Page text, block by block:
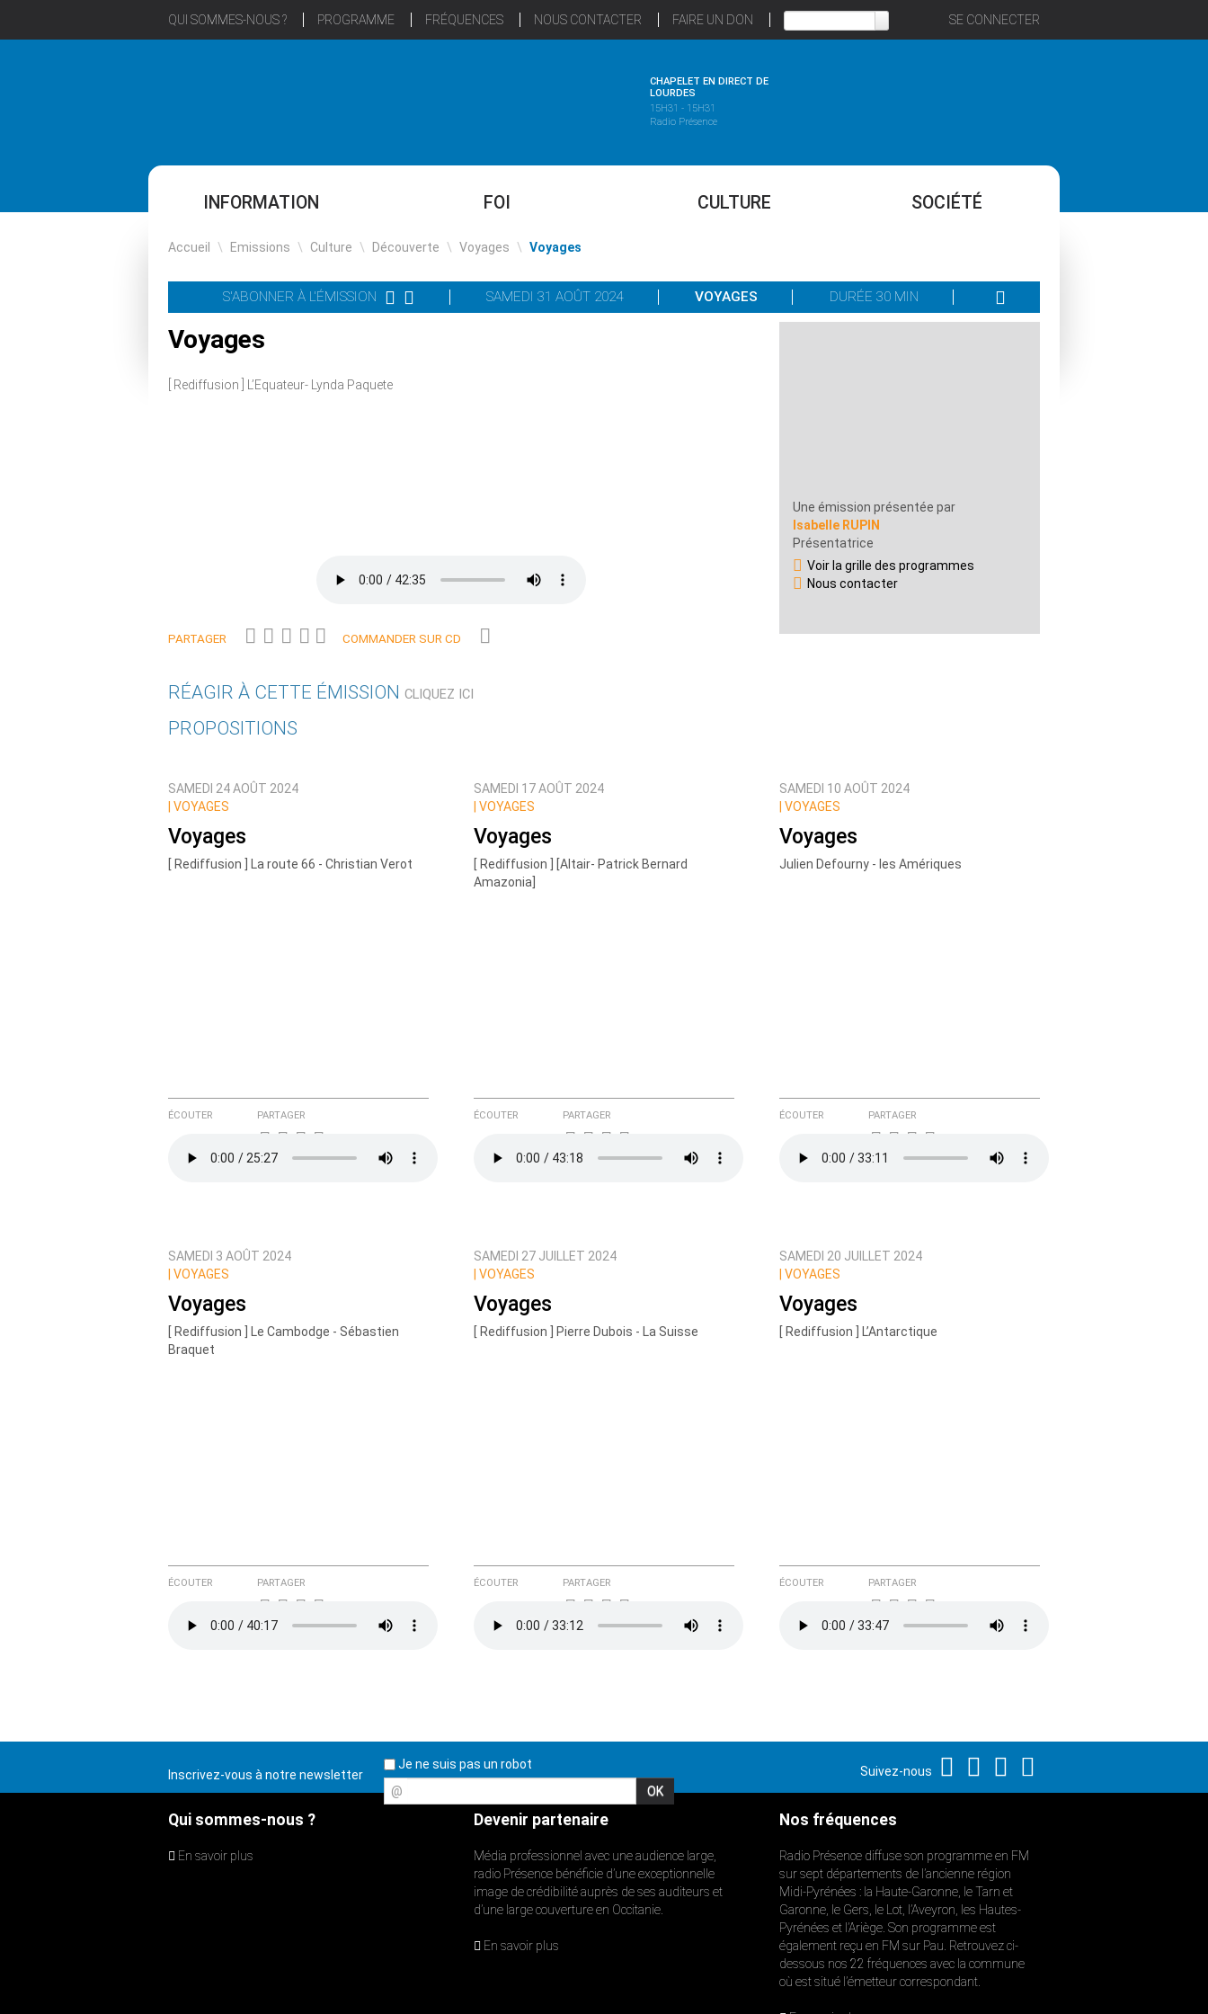
QUI SOMMES-NOUS ? PROGRAMME FRÉQUENCES NOUS CONTACTER FAIRE UN DON SE CONNECTER
CHAPELET EN DIRECT DE
LOURDES
15H31 - 15H31
Radio Présence
INFORMATION FOI CULTURE SOCIÉTÉ
Accueil \ Emissions \ Culture \ Découverte \ Voyages \ Voyages
S'ABONNER À L'ÉMISSION SAMEDI 31 AOÛT 2024 VOYAGES DURÉE 30 MIN
Voyages
[ Rediffusion ] L’Equateur- Lynda Paquete
PARTAGER COMMANDER SUR CD
Une émission présentée par
Isabelle RUPIN
Présentatrice
Voir la grille des programmes
Nous contacter
RÉAGIR À CETTE ÉMISSION CLIQUEZ ICI
Nom
Courriel (non publié)
Prévenez-moi de tous les nouveaux commentaires de cette discussion par email
PROPOSITIONS
SAMEDI 24 AOÛT 2024
VOYAGES
Voyages
[ Rediffusion ] La route 66 - Christian Verot
ÉCOUTER PARTAGER
SAMEDI 17 AOÛT 2024
VOYAGES
Voyages
[ Rediffusion ] [Altair- Patrick Bernard
Amazonia]
ÉCOUTER PARTAGER
SAMEDI 10 AOÛT 2024
VOYAGES
Voyages
Julien Defourny - les Amériques
ÉCOUTER PARTAGER
SAMEDI 3 AOÛT 2024
VOYAGES
Voyages
[ Rediffusion ] Le Cambodge - Sébastien
Braquet
ÉCOUTER PARTAGER
SAMEDI 27 JUILLET 2024
VOYAGES
Voyages
[ Rediffusion ] Pierre Dubois - La Suisse
ÉCOUTER PARTAGER
SAMEDI 20 JUILLET 2024
VOYAGES
Voyages
[ Rediffusion ] L’Antarctique
ÉCOUTER PARTAGER
Inscrivez-vous à notre newsletter
Je ne suis pas un robot
@
Suivez-nous
Qui sommes-nous ?
En savoir plus
Devenir partenaire
Média professionnel avec une audience large,
radio Présence bénéficie d’une exceptionnelle
image de crédibilité auprès de ses auditeurs et
d’une large couverture en Occitanie.
En savoir plus
Nos fréquences
Radio Présence diffuse son programme en FM
sur sept départements de l’ancienne région
Midi-Pyrénées : la Haute-Garonne, le Tarn et
Garonne, le Gers, le Lot, l’Aveyron, les Hautes-
Pyrénées et l’Ariège. Son programme est
également reçu en FM sur Pau. Retrouvez ci-
dessous nos 22 fréquences avec la commune
où est situé l’émetteur correspondant.